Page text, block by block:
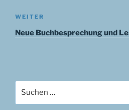
Nächster
Beitrag
WEITER
Neue Buchbesprechung und
nach: